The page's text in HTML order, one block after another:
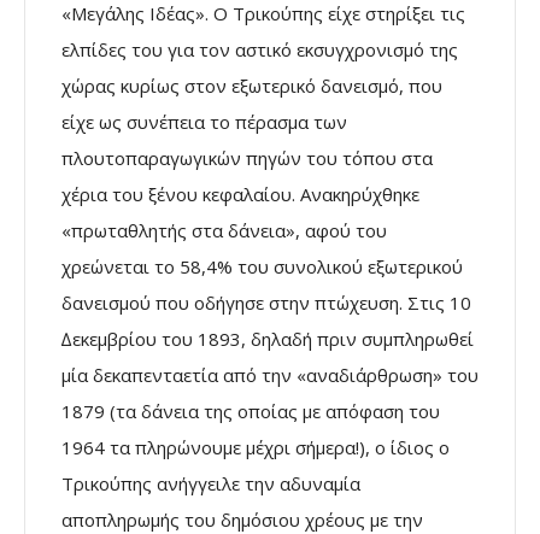
«Μεγάλης Ιδέας». Ο Τρικούπης είχε στηρίξει τις
ελπίδες του για τον αστικό εκσυγχρονισµό της
χώρας κυρίως στον εξωτερικό δανεισµό, που
είχε ως συνέπεια το πέρασµα των
πλουτοπαραγωγικών πηγών του τόπου στα
χέρια του ξένου κεφαλαίου. Ανακηρύχθηκε
«πρωταθλητής στα δάνεια», αφού του
χρεώνεται το 58,4% του συνολικού εξωτερικού
δανεισµού που οδήγησε στην πτώχευση. Στις 10
∆εκεµβρίου του 1893, δηλαδή πριν συµπληρωθεί
µία δεκαπενταετία από την «αναδιάρθρωση» του
1879 (τα δάνεια της οποίας µε απόφαση του
1964 τα πληρώνουµε µέχρι σήµερα!), ο ίδιος ο
Τρικούπης ανήγγειλε την αδυναµία
αποπληρωµής του δηµόσιου χρέους µε την